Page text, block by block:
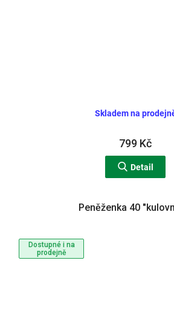
Skladem na
799 Kč
Detail
Dostupné i na
prodejně
Peněženka 40